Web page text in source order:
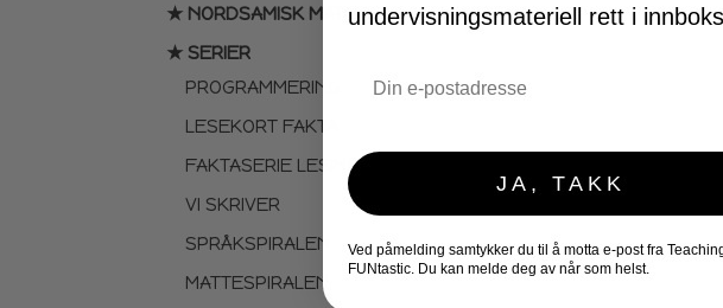
★ NORDSAMISK MATERIELL
★ SERIER
PROGRAMMERING
LESEKORT FAKTA
FAKTASERIE LESING
VI SKRIVER
SPRÅKSPIRALEN
MATTESPIRALEN
undervisningsmateriell rett i
JA, TAKK
Ved påmelding samtykker du til å motta e-post fra
FUNtastic. Du kan melde deg av når som helst.